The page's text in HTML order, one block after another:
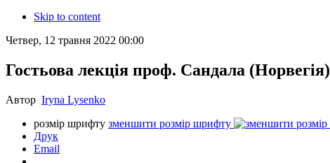
Skip to content
Четвер, 12 травня 2022 00:00
Гостьова лекція проф. Сандала (Норвегія)
Автор Iryna Lysenko
розмір шрифту зменшити розмір шрифту
Друк
Email